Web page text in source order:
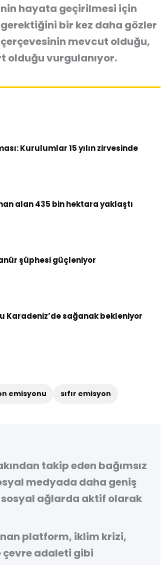
hayata geçirilmesi için
gerektiğini bir kez daha gözler
mevcut olduğu,
olduğu vurgulanıyor.
Kurulumlar 15 yılın zirvesinde
alan 435 bin hektara yaklaştı
şüphesi güçleniyor
Karadeniz’de sağanak bekleniyor
emisyonu sıfır emisyon
takip eden bağımsız
medyada daha geniş
ağlarda aktif olarak
platform, iklim krizi,
adaleti gibi